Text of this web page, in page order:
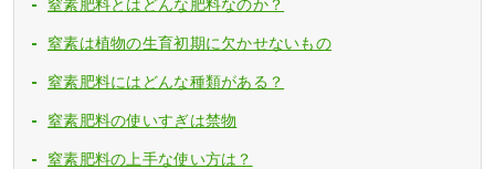
窒素肥料とはどんな肥料なのか？
窒素は植物の生育初期に欠かせないもの
窒素肥料にはどんな種類がある？
窒素肥料の使いすぎは禁物
窒素肥料の上手な使い方は？